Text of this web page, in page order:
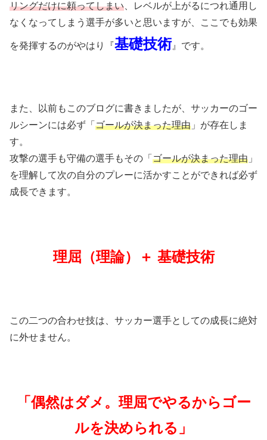
リングだけに頼ってしまい 、レベルが上がるにつれ通用し
なくなってしまう選手が多いと思いますが、ここでも効果
を発揮するのがやはり『基礎技術』です。
また、以前もこのブログに書きましたが、サッカーのゴー
ルシーンには必ず「 ゴールが決まった理由 」が存在しま
す。
攻撃の選手も守備の選手もその「 ゴールが決まった理由 」
を理解して次の自分のプレーに活かすことができれば必ず
成長できます。
理屈（理論）＋ 基礎技術
この二つの合わせ技は、サッカー選手としての成長に絶対
に外せません。
「偶然はダメ。理屈でやるからゴー
ルを決められる」